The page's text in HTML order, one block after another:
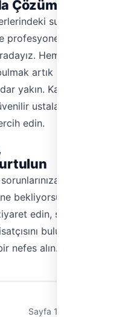
Çözüm
su
profesyonel
Hemen
artık
yakın. Kaliteli
ustalar için
edin.
bekliyorsunuz?
edin, size en
bulun,
nefes alın.
Sayfa 1 / 1 (7 usta)